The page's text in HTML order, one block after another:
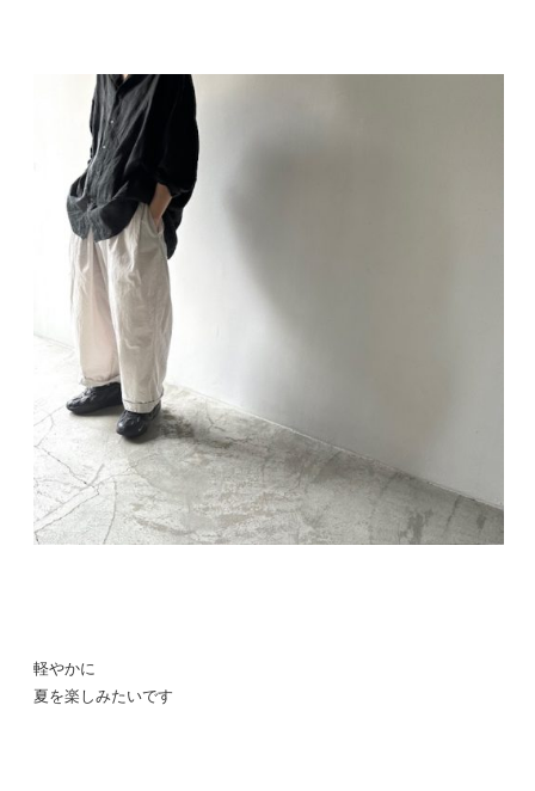
軽やかに
夏を楽しみたいです